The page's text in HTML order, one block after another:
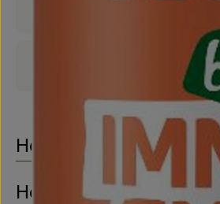
Herkunft
Hersteller: Voelkel